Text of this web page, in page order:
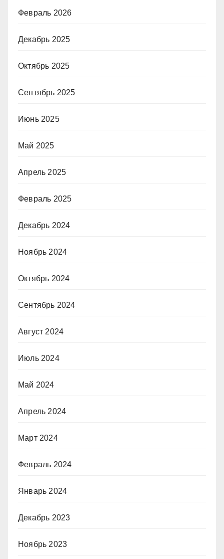
Февраль 2026
Декабрь 2025
Октябрь 2025
Сентябрь 2025
Июнь 2025
Май 2025
Апрель 2025
Февраль 2025
Декабрь 2024
Ноябрь 2024
Октябрь 2024
Сентябрь 2024
Август 2024
Июль 2024
Май 2024
Апрель 2024
Март 2024
Февраль 2024
Январь 2024
Декабрь 2023
Ноябрь 2023